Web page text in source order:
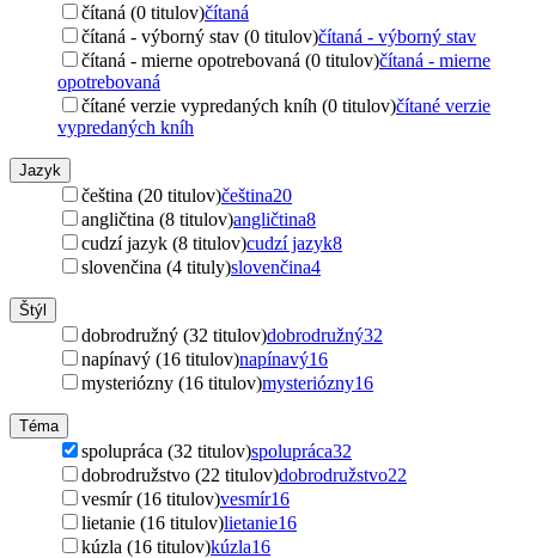
čítaná (0 titulov)čítaná
čítaná - výborný stav (0 titulov)čítaná - výborný stav
čítaná - mierne opotrebovaná (0 titulov)čítaná - mierne
opotrebovaná
čítané verzie vypredaných kníh (0 titulov)čítané verzie
vypredaných kníh
Jazyk
čeština (20 titulov)čeština20
angličtina (8 titulov)angličtina8
cudzí jazyk (8 titulov)cudzí jazyk8
slovenčina (4 tituly)slovenčina4
Štýl
dobrodružný (32 titulov)dobrodružný32
napínavý (16 titulov)napínavý16
mysteriózny (16 titulov)mysteriózny16
Téma
spolupráca (32 titulov)spolupráca32
dobrodružstvo (22 titulov)dobrodružstvo22
vesmír (16 titulov)vesmír16
lietanie (16 titulov)lietanie16
kúzla (16 titulov)kúzla16